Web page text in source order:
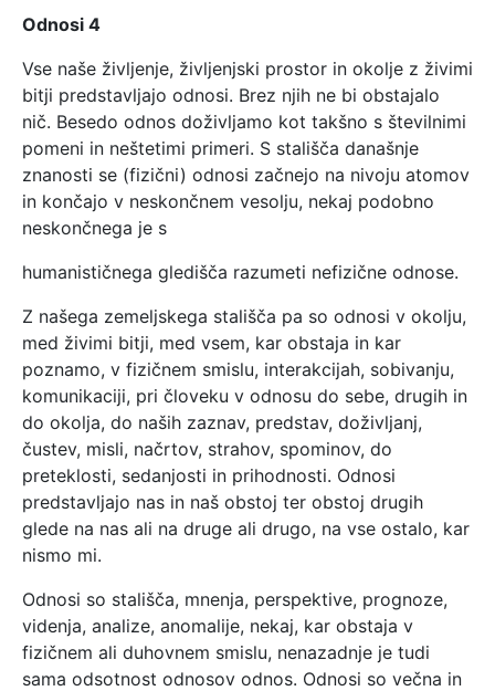
Odnosi 4
Vse naše življenje, življenjski prostor in okolje z živimi
bitji predstavljajo odnosi. Brez njih ne bi obstajalo
nič. Besedo odnos doživljamo kot takšno s številnimi
pomeni in neštetimi primeri. S stališča današnje
znanosti se (fizični) odnosi začnejo na nivoju atomov
in končajo v neskončnem vesolju, nekaj podobno
neskončnega je s
humanističnega gledišča razumeti nefizične odnose.
Z našega zemeljskega stališča pa so odnosi v okolju,
med živimi bitji, med vsem, kar obstaja in kar
poznamo, v fizičnem smislu, interakcijah, sobivanju,
komunikaciji, pri človeku v odnosu do sebe, drugih in
do okolja, do naših zaznav, predstav, doživljanj,
čustev, misli, načrtov, strahov, spominov, do
preteklosti, sedanjosti in prihodnosti. Odnosi
predstavljajo nas in naš obstoj ter obstoj drugih
glede na nas ali na druge ali drugo, na vse ostalo, kar
nismo mi.
Odnosi so stališča, mnenja, perspektive, prognoze,
videnja, analize, anomalije, nekaj, kar obstaja v
fizičnem ali duhovnem smislu, nenazadnje je tudi
sama odsotnost odnosov odnos. Odnosi so večna in